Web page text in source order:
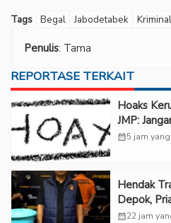
Tags Begal Jabodetabek Kriminal
Penulis: Tama
REPORTASE TERKAIT
Hoaks
JMP:
calendar_month5 jam
Hendak
Depok,
Metro Jaya
calendar_month22 jam